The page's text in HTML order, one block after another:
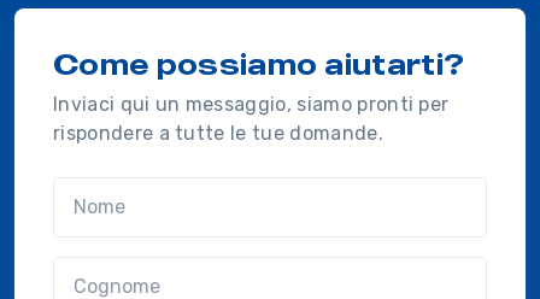
Come possiamo aiutarti?
Inviaci qui un messaggio, siamo pronti per
rispondere a tutte le tue domande.